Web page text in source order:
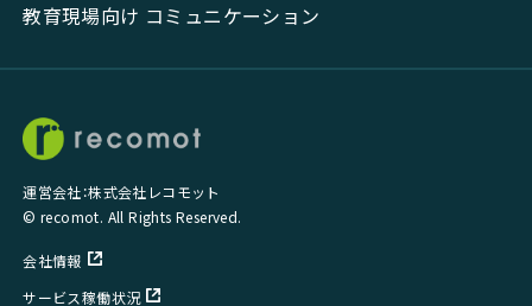
教育現場向け コミュニケーション
運営会社：株式会社レコモット
© recomot. All Rights Reserved.
会社情報
サービス稼働状況